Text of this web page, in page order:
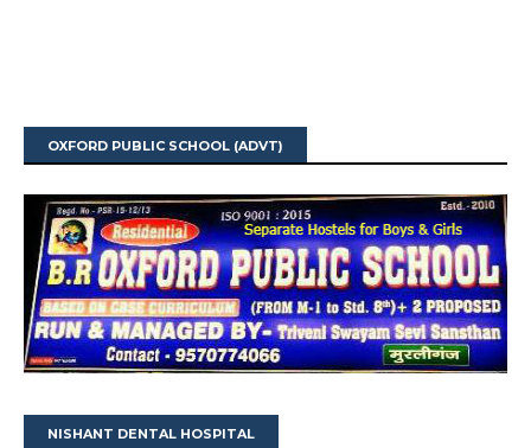
OXFORD PUBLIC SCHOOL (ADVT)
NISHANT DENTAL HOSPITAL